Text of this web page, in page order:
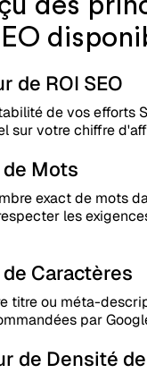
de ROI SEO
de vos efforts
sur votre chiffre
Mots
exact de mots
les
Caractères
titre ou méta-
par
de Densité